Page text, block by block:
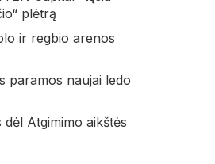
plėtrą
ir regbio arenos
paramos naujai ledo
Atgimimo aikštės